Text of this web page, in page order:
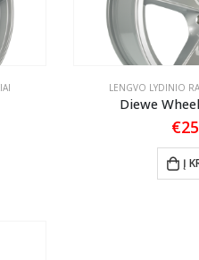
LENGVO LYDINIO
Diewe
€
Į